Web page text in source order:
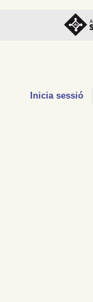
Inicia sessió